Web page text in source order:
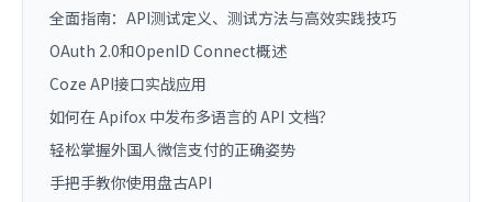
全面指南：API测试定义、测试方法与高效实践技巧
OAuth 2.0和OpenID Connect概述
Coze API接口实战应用
如何在 Apifox 中发布多语言的 API 文档？
轻松掌握外国人微信支付的正确姿势
手把手教你使用盘古API